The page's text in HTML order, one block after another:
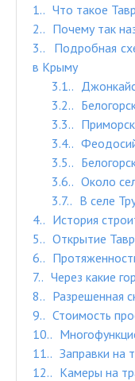
1.
Что такое
2.
Почему так
3.
Подробная
в Крыму
3.1.
3.2.
3.3.
3.4.
3.5.
3.6.
Около
3.7.
В селе
4.
История
5.
Открытие
6.
7.
Через какие
8.
Разрешенная
9.
Стоимость
10.
11.
Заправки на
12.
Камеры на